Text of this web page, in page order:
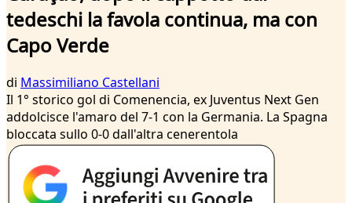
tedeschi la favola continua, ma con
Capo Verde
di Massimiliano Castellani
Il 1° storico gol di Comenencia, ex Juventus Next Gen
addolcisce l'amaro del 7-1 con la Germania. La Spagna
bloccata sullo 0-0 dall'altra cenerentola